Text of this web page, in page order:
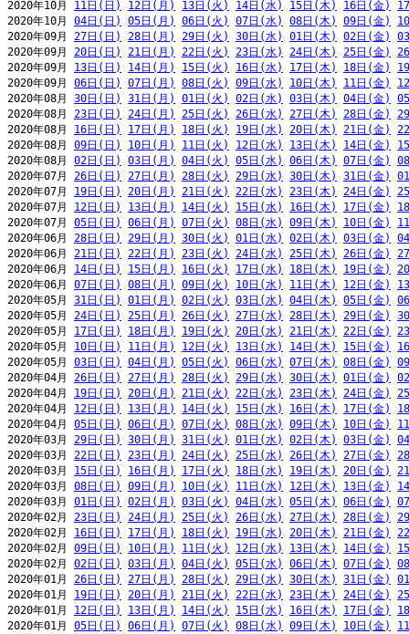
2020年10月 11日(日) 12日(月) 13日(火) 14日(水) 15日(木) 16日(金)
2020年10月 04日(日) 05日(月) 06日(火) 07日(水) 08日(木) 09日(金)
2020年09月 27日(日) 28日(月) 29日(火) 30日(水) 01日(木) 02日(金)
2020年09月 20日(日) 21日(月) 22日(火) 23日(水) 24日(木) 25日(金)
2020年09月 13日(日) 14日(月) 15日(火) 16日(水) 17日(木) 18日(金)
2020年09月 06日(日) 07日(月) 08日(火) 09日(水) 10日(木) 11日(金)
2020年08月 30日(日) 31日(月) 01日(火) 02日(水) 03日(木) 04日(金)
2020年08月 23日(日) 24日(月) 25日(火) 26日(水) 27日(木) 28日(金)
2020年08月 16日(日) 17日(月) 18日(火) 19日(水) 20日(木) 21日(金)
2020年08月 09日(日) 10日(月) 11日(火) 12日(水) 13日(木) 14日(金)
2020年08月 02日(日) 03日(月) 04日(火) 05日(水) 06日(木) 07日(金)
2020年07月 26日(日) 27日(月) 28日(火) 29日(水) 30日(木) 31日(金)
2020年07月 19日(日) 20日(月) 21日(火) 22日(水) 23日(木) 24日(金)
2020年07月 12日(日) 13日(月) 14日(火) 15日(水) 16日(木) 17日(金)
2020年07月 05日(日) 06日(月) 07日(火) 08日(水) 09日(木) 10日(金)
2020年06月 28日(日) 29日(月) 30日(火) 01日(水) 02日(木) 03日(金)
2020年06月 21日(日) 22日(月) 23日(火) 24日(水) 25日(木) 26日(金)
2020年06月 14日(日) 15日(月) 16日(火) 17日(水) 18日(木) 19日(金)
2020年06月 07日(日) 08日(月) 09日(火) 10日(水) 11日(木) 12日(金)
2020年05月 31日(日) 01日(月) 02日(火) 03日(水) 04日(木) 05日(金)
2020年05月 24日(日) 25日(月) 26日(火) 27日(水) 28日(木) 29日(金)
2020年05月 17日(日) 18日(月) 19日(火) 20日(水) 21日(木) 22日(金)
2020年05月 10日(日) 11日(月) 12日(火) 13日(水) 14日(木) 15日(金)
2020年05月 03日(日) 04日(月) 05日(火) 06日(水) 07日(木) 08日(金)
2020年04月 26日(日) 27日(月) 28日(火) 29日(水) 30日(木) 01日(金)
2020年04月 19日(日) 20日(月) 21日(火) 22日(水) 23日(木) 24日(金)
2020年04月 12日(日) 13日(月) 14日(火) 15日(水) 16日(木) 17日(金)
2020年04月 05日(日) 06日(月) 07日(火) 08日(水) 09日(木) 10日(金)
2020年03月 29日(日) 30日(月) 31日(火) 01日(水) 02日(木) 03日(金)
2020年03月 22日(日) 23日(月) 24日(火) 25日(水) 26日(木) 27日(金)
2020年03月 15日(日) 16日(月) 17日(火) 18日(水) 19日(木) 20日(金)
2020年03月 08日(日) 09日(月) 10日(火) 11日(水) 12日(木) 13日(金)
2020年03月 01日(日) 02日(月) 03日(火) 04日(水) 05日(木) 06日(金)
2020年02月 23日(日) 24日(月) 25日(火) 26日(水) 27日(木) 28日(金)
2020年02月 16日(日) 17日(月) 18日(火) 19日(水) 20日(木) 21日(金)
2020年02月 09日(日) 10日(月) 11日(火) 12日(水) 13日(木) 14日(金)
2020年02月 02日(日) 03日(月) 04日(火) 05日(水) 06日(木) 07日(金)
2020年01月 26日(日) 27日(月) 28日(火) 29日(水) 30日(木) 31日(金)
2020年01月 19日(日) 20日(月) 21日(火) 22日(水) 23日(木) 24日(金)
2020年01月 12日(日) 13日(月) 14日(火) 15日(水) 16日(木) 17日(金)
2020年01月 05日(日) 06日(月) 07日(火) 08日(水) 09日(木) 10日(金)